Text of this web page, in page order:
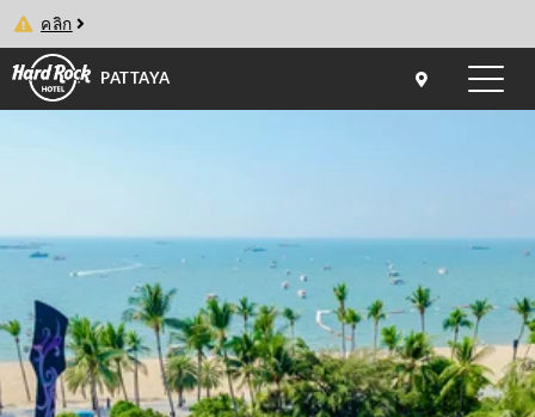
คลิก
Toggle
PATTAYA